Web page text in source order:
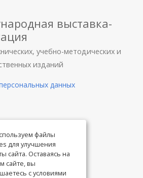
выставка-
учебно-методических и
изданий
данных
файлы
для улучшения
сайта. Оставаясь на
сайте, вы
с условиями